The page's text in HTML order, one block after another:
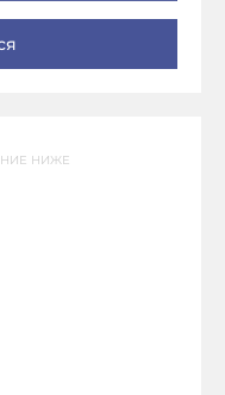
НИЖЕ